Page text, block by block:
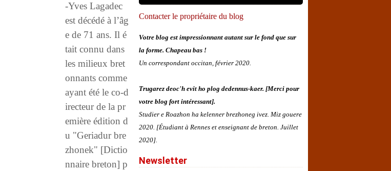
-Yves Lagadec
est décédé à l’âg
e de 71 ans. Il é
tait connu dans
les milieux bret
onnants comme
ayant été le co-d
irecteur de la pr
emière édition d
u "Geriadur bre
zhonek" [Dictio
nnaire breton] p
Contacter le propriétaire du blog
Votre blog est impressionnant autant sur le fond que sur
la forme. Chapeau bas !
Un correspondant occitan, février 2020.
Trugarez deoc'h evit ho plog dedennus-kaer. [Merci pour
votre blog fort intéressant].
Studier e Roazhon ha kelenner brezhoneg ivez. Miz gouere
2020. [Étudiant à Rennes et enseignant de breton. Juillet
2020].
Newsletter